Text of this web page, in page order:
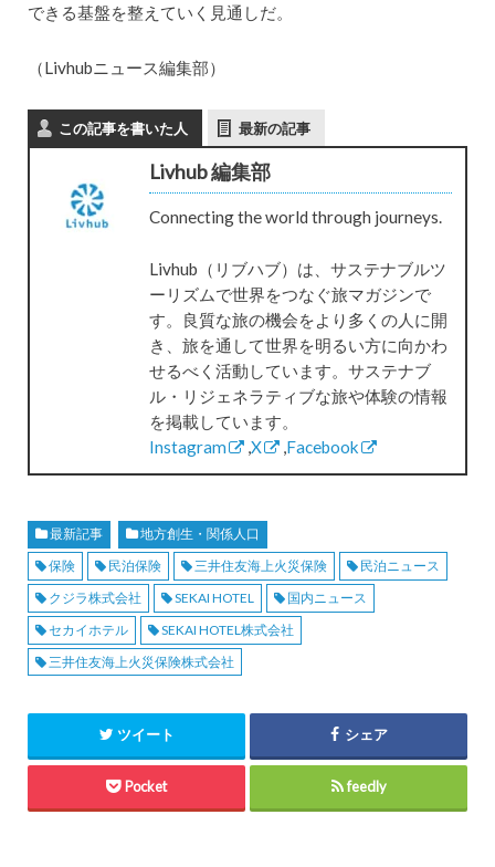
できる基盤を整えていく見通しだ。
（Livhubニュース編集部）
この記事を書いた人 最新の記事
Livhub 編集部
Connecting the world through journeys.
Livhub（リブハブ）は、サステナブルツ
ーリズムで世界をつなぐ旅マガジンで
す。良質な旅の機会をより多くの人に開
き、旅を通して世界を明るい方に向かわ
せるべく活動しています。サステナブ
ル・リジェネラティブな旅や体験の情報
を掲載しています。
Instagram
,X ,Facebook
最新記事
地方創生・関係人口
保険
民泊保険 三井住友海上火災保険
民泊ニュース
クジラ株式会社
SEKAI HOTEL
国内ニュース
セカイホテル
SEKAI HOTEL株式会社
三井住友海上火災保険株式会社
ツイート シェア
Pocket feedly